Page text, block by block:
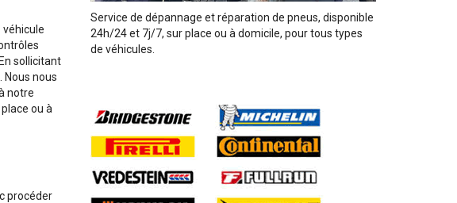
véhicule
sollicitant
Nous nous
notre
ou à
procéder
Service de dépannage et réparation de pneus, disponible
24h/24 et 7j/7, sur place ou à domicile, pour tous types
de véhicules.